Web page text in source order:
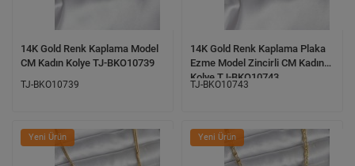
14K Gold Renk Kaplama Model
CM Kadın Kolye TJ-BKO10739
TJ-BKO10739
14K Gold Renk Kaplama Plaka
Ezme Model Zincirli CM Kadın
Kolye TJ-BKO10743
TJ-BKO10743
Yeni Ürün Yeni Ürün